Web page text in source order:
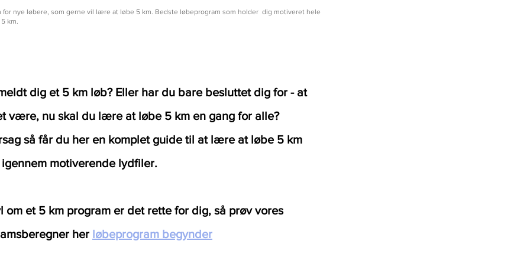
for nye løbere, som gerne vil lære at løbe 5 km. Bedste løbeprogram som holder dig motiveret hele
km.
dig et 5 km løb? Eller har du bare besluttet dig for - at
være, nu skal du lære at løbe 5 km en gang for alle?
så får du her en komplet guide til at lære at løbe 5 km
motiverende lydfiler.
om et 5 km program er det rette for dig, så prøv vores
her løbeprogram begynder